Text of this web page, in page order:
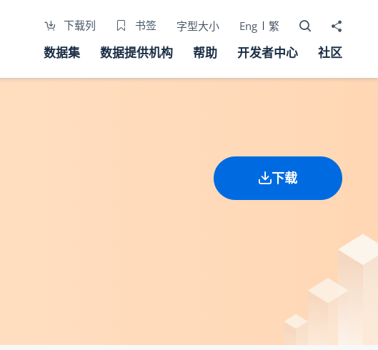
下载列 书签 字型大小 Eng 繁 打开搜寻器
分享至
数据集 数据提供机构 帮助 开发者中心 社区
下载